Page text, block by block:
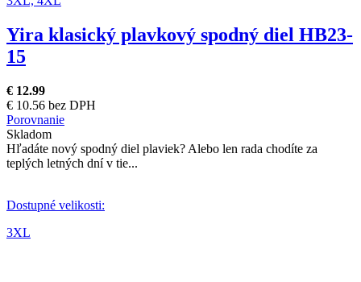
Yira klasický plavkový spodný diel HB23-
15
€ 12.99
€ 10.56 bez DPH
Porovnanie
Skladom
Hľadáte nový spodný diel plaviek? Alebo len rada chodíte za
teplých letných dní v tie...
Dostupné velikosti:
3XL